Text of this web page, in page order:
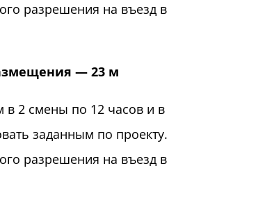
разрешения на въезд в
— 23 м
в 2 смены по 12 часов и в
заданным по проекту.
разрешения на въезд в